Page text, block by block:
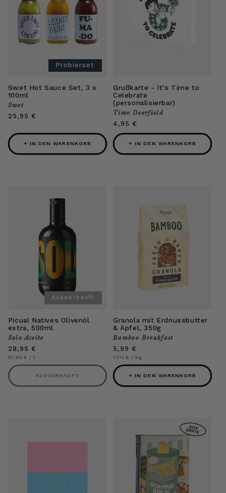
Probierset
Swet Hot Sauce Set, 3 x
100ml
Anbieter:
Swet
Normaler
25,95 €
+ IN DEN WARENKORB
Grußkarte - It’s Time to
Celebrate
(personalisierbar)
Anbieter:
Timo Deerfield
Normaler
Preis
4,95 €
+ IN DEN WARENKORB
Ausverkauft
Picual Natives Olivenöl
extra, 500ml
Anbieter:
Solo Aceite
Normaler
Preis
28,95 €
Grundpreis
57,90 € / pro
l
AUSVERKAUFT
Granola mit Erdnussbutter
& Apfel, 350g
Anbieter:
Bamboo Breakfast
Normaler
Preis
5,99 €
Grundpreis
17,11 € / pro
kg
+ IN DEN WARENKORB